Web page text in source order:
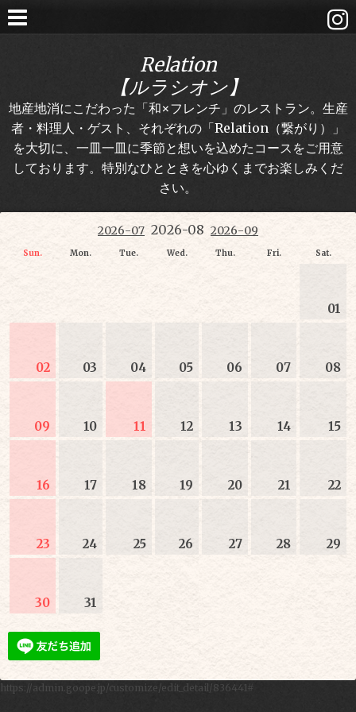
Relation
【ルラシオン】
地産地消にこだわった「和×フレンチ」のレストラン。生産
者・料理人・ゲスト、それぞれの「Relation（繋がり）」
を大切に、一皿一皿に季節と想いを込めたコースをご用意
しております。特別なひとときを心ゆくまでお楽しみくだ
さい。
2026-07 2026-08 2026-09
Sun. Mon. Tue. Wed. Thu. Fri. Sat.
01
02 03 04 05 06 07 08
09 10 11 12 13 14 15
16 17 18 19 20 21 22
23 24 25 26 27 28 29
30 31
https://admin.goope.jp/customize/edit_detail/836441#